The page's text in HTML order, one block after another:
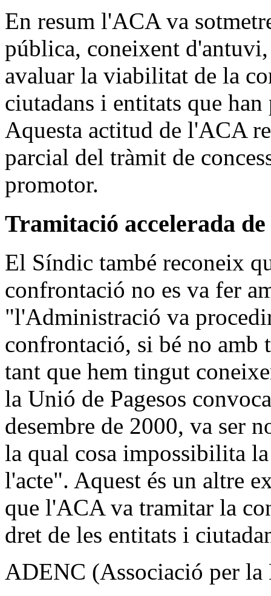
En resum l'ACA va
pública, coneixent
avaluar la viabilitat de la
ciutadans i entitats que
Aquesta actitud de l'ACA
parcial del tràmit de
promotor.
Tramitació accelerada
El Síndic també reconeix
confrontació no es va fer
"l'Administració va
confrontació, si bé no amb
tant que hem tingut
la Unió de Pagesos
desembre de 2000, va ser
la qual cosa impossibilita la
l'acte". Aquest és un altre
que l'ACA va tramitar la
dret de les entitats i
ADENC (Associació per la